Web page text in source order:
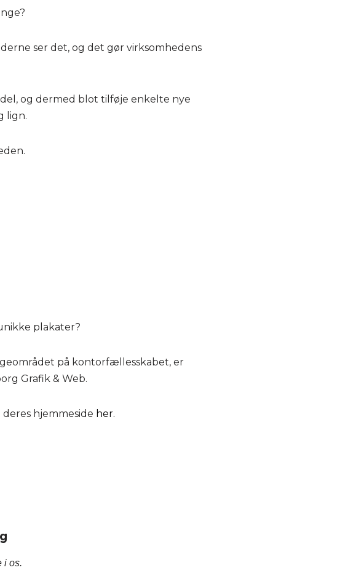
ser det, og det gør virksomhedens
og dermed blot tilføje enkelte nye
lign.
plakater?
på kontorfællesskabet, er
Grafik & Web.
hjemmeside her.
i os.